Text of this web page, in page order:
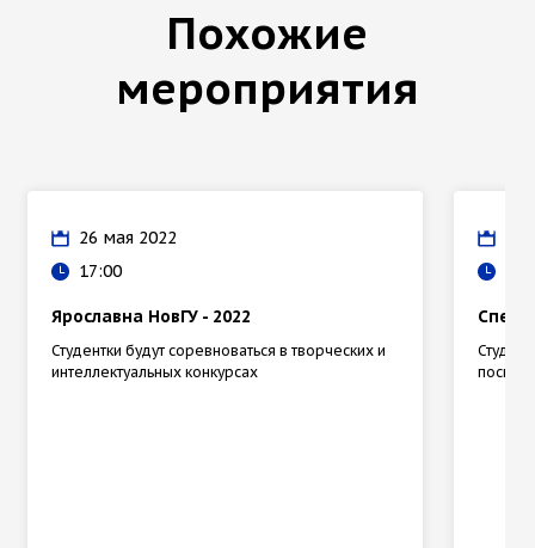
Похожие
мероприятия
26 мая 2022
17:00
Ярославна НовГУ - 2022
Студентки будут соревноваться в творческих и
интеллектуальных конкурсах